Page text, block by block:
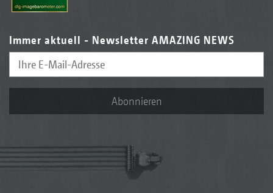
Immer aktuell - Newsletter AMAZING NEWS
Abonnieren